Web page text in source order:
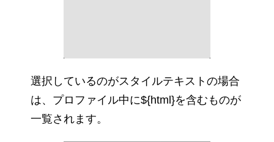
選択しているのがスタイルテキストの場合
は、プロファイル中に${html}を含むものが
一覧されます。